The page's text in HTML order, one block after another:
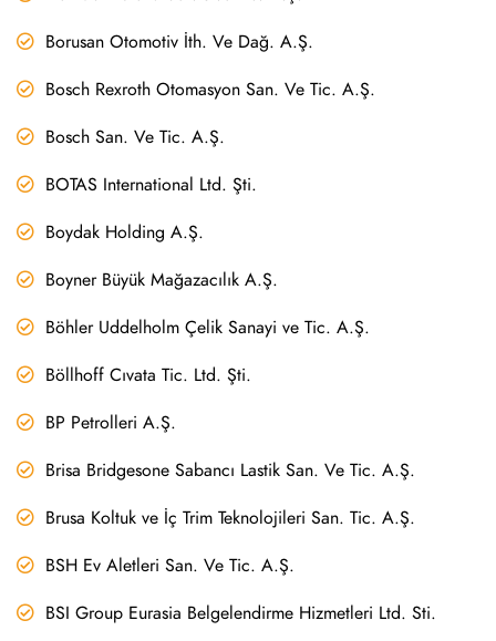
Borusan Otomotiv İth. Ve Dağ. A.Ş.
Bosch Rexroth Otomasyon San. Ve Tic. A.Ş.
Bosch San. Ve Tic. A.Ş.
BOTAS International Ltd. Şti.
Boydak Holding A.Ş.
Boyner Büyük Mağazacılık A.Ş.
Böhler Uddelholm Çelik Sanayi ve Tic. A.Ş.
Böllhoff Cıvata Tic. Ltd. Şti.
BP Petrolleri A.Ş.
Brisa Bridgesone Sabancı Lastik San. Ve Tic. A.Ş.
Brusa Koltuk ve İç Trim Teknolojileri San. Tic. A.Ş.
BSH Ev Aletleri San. Ve Tic. A.Ş.
BSI Group Eurasia Belgelendirme Hizmetleri Ltd. Sti.